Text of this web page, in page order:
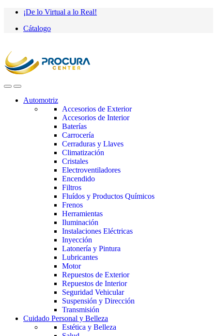
Saltar
navegación
saltar
contenido
¡De lo Virtual a lo Real!
Cátalogo
Automotriz
Accesorios de Exterior
Accesorios de Interior
Baterías
Carrocería
Cerraduras y Llaves
Climatización
Cristales
Electroventiladores
Encendido
Filtros
Fluídos y Productos Químicos
Frenos
Herramientas
Iluminación
Instalaciones Eléctricas
Inyección
Latonería y Pintura
Lubricantes
Motor
Repuestos de Exterior
Repuestos de Interior
Seguridad Vehicular
Suspensión y Dirección
Transmisión
Cuidado Personal y Belleza
Estética y Belleza